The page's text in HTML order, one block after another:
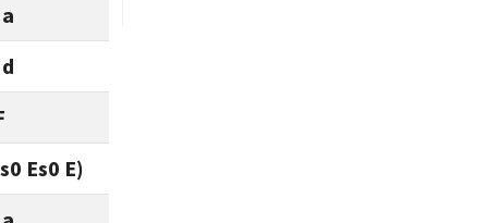
Es0 E)